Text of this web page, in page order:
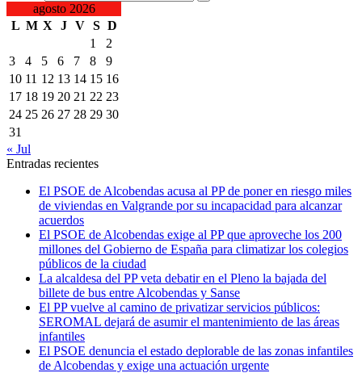
agosto 2026
L M X J V S D
1
2
3
4 5 6 7 8
9
10 11 12 13 14 15 16
17 18 19 20 21 22 23
24 25 26 27 28 29 30
31
« Jul
Entradas recientes
El PSOE de Alcobendas acusa al PP de poner en riesgo miles
de viviendas en Valgrande por su incapacidad para alcanzar
acuerdos
El PSOE de Alcobendas exige al PP que aproveche los 200
millones del Gobierno de España para climatizar los colegios
públicos de la ciudad
La alcaldesa del PP veta debatir en el Pleno la bajada del
billete de bus entre Alcobendas y Sanse
El PP vuelve al camino de privatizar servicios públicos:
SEROMAL dejará de asumir el mantenimiento de las áreas
infantiles
El PSOE denuncia el estado deplorable de las zonas infantiles
de Alcobendas y exige una actuación urgente